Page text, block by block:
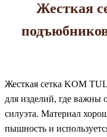
Жесткая
Жесткая сетка KOM
для изделий, где важны
силуэта. Материал
пышность и